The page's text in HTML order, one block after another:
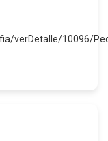
verDetalle/10096/